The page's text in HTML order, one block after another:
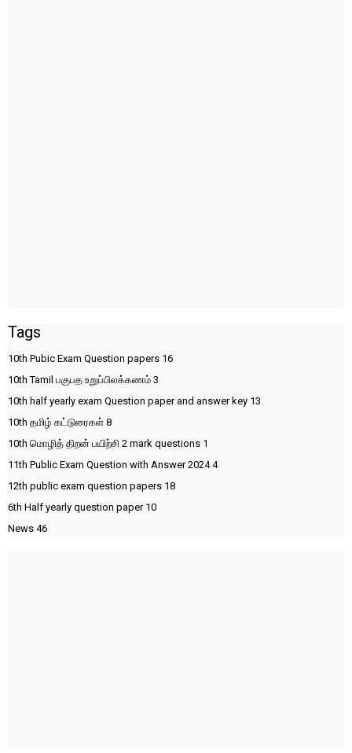
Tags
10th Pubic Exam Question papers 16
10th Tamil பகுபத உறுப்பிலக்கணம் 3
10th half yearly exam Question paper and answer key 13
10th தமிழ் கட்டுரைகள் 8
10th மொழித் திறன் பயிற்சி 2 mark questions 1
11th Public Exam Question with Answer 20244
12th public exam question papers 18
6th Half yearly question paper 10
News 46